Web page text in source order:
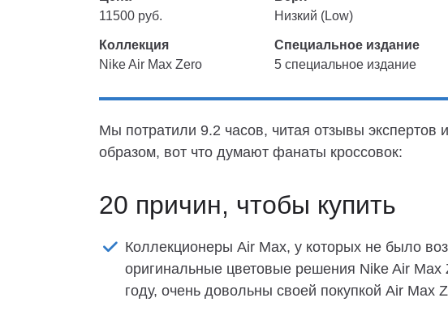
11500 руб.
Низкий (Low)
Коллекция
Nike Air Max Zero
Специальное издание
5 специальное издание
Мы потратили 9.2 часов, читая отзывы экспертов
образом, вот что думают фанаты кроссовок:
20 причин, чтобы купить
Коллекционеры Air Max, у которых не было
оригинальные цветовые решения Nike Air
году, очень довольны своей покупкой Air